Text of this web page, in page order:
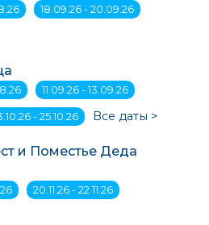
18.09.26 - 20.09.26
11.09.26 - 13.09.26
- 25.10.26 Все даты >
и Поместье Деда
20.11.26 - 22.11.26